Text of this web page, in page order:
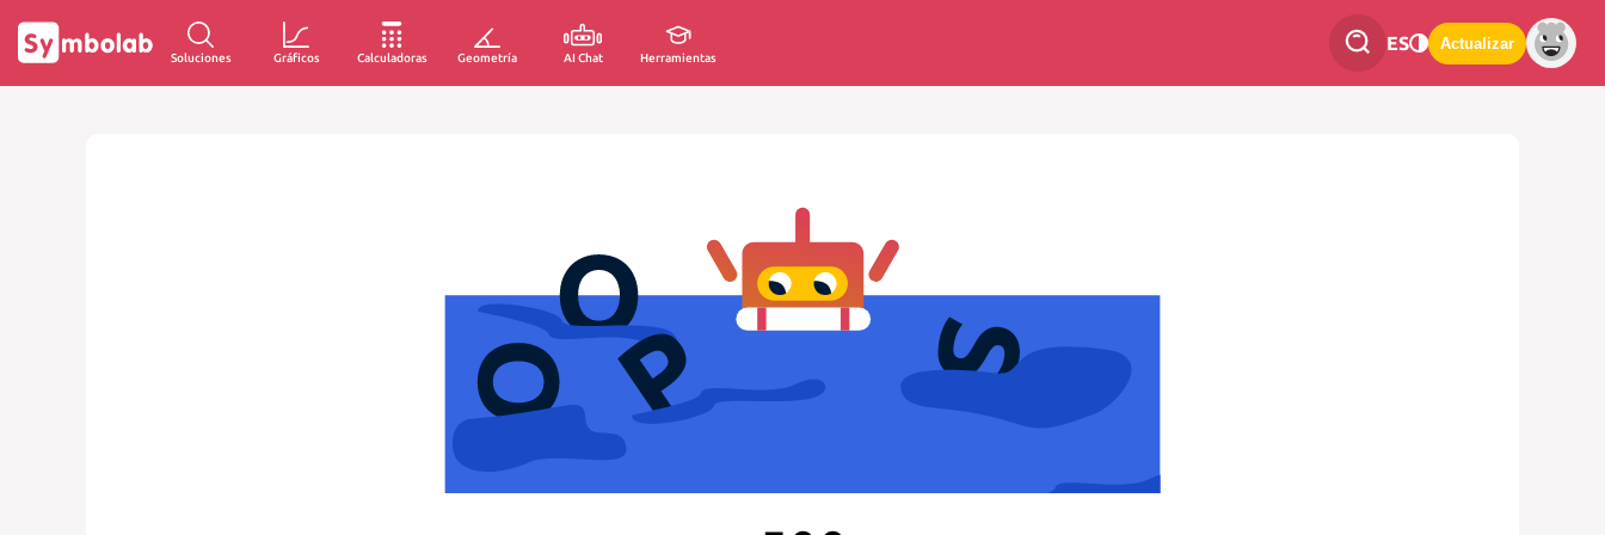
Soluciones Gráficos Calculadoras Geometría AI Chat Herramientas
ES Actualizar